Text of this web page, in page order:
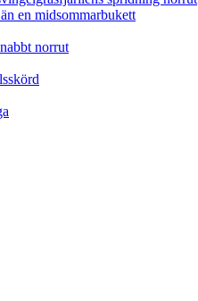
en midsommarbukett
norrut